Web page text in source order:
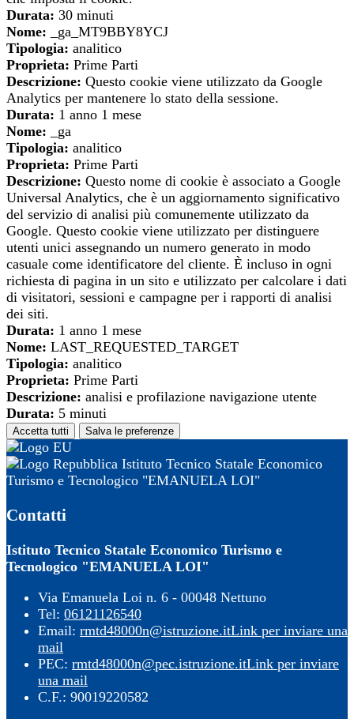
Durata: 30 minuti
Nome: _ga_MT9BBY8YCJ
Tipologia: analitico
Proprieta: Prime Parti
Descrizione: Questo cookie viene utilizzato da Google
Analytics per mantenere lo stato della sessione.
Durata: 1 anno 1 mese
Nome: _ga
Tipologia: analitico
Proprieta: Prime Parti
Descrizione: Questo nome di cookie è associato a Google
Universal Analytics, che è un aggiornamento significativo
del servizio di analisi più comunemente utilizzato da
Google. Questo cookie viene utilizzato per distinguere
utenti unici assegnando un numero generato in modo
casuale come identificatore del cliente. È incluso in ogni
richiesta di pagina in un sito e utilizzato per calcolare i dati
di visitatori, sessioni e campagne per i rapporti di analisi
dei siti.
Durata: 1 anno 1 mese
Nome: LAST_REQUESTED_TARGET
Tipologia: analitico
Proprieta: Prime Parti
Descrizione: analisi e profilazione navigazione utente
Durata: 5 minuti
Accetta tutti Salva le preferenze
Istituto Tecnico Statale Economico
Turismo e Tecnologico "EMANUELA LOI"
Contatti
Istituto Tecnico Statale Economico Turismo e
Tecnologico "EMANUELA LOI"
Via Emanuela Loi n. 6 - 00048 Nettuno
Tel: 06121126540
Email: rmtd48000n@istruzione.itLink per inviare una
mail
PEC: rmtd48000n@pec.istruzione.itLink per inviare
una mail
C.F.: 90019220582